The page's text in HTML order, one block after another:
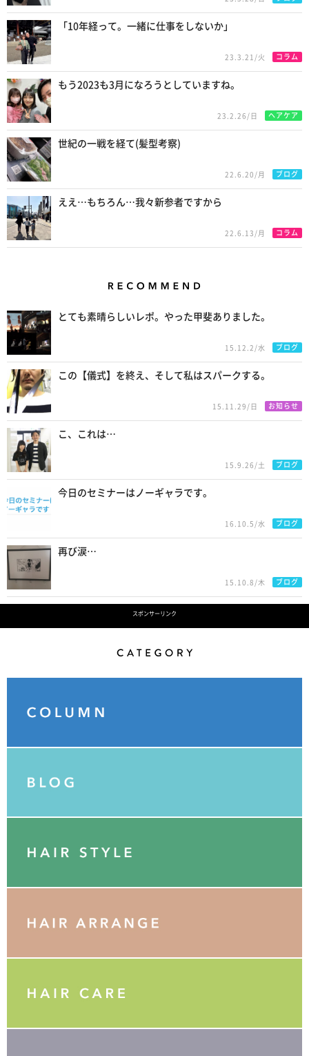
「10年経って。一緒に仕事をしないか」
23.3.21/火 コラム
もう2023も3月になろうとしていますね。
23.2.26/日 ヘアケア
世紀の一戦を経て(髪型考察)
22.6.20/月 ブログ
ええ…もちろん…我々新参者ですから
22.6.13/月 コラム
とても素晴らしいレポ。やった甲斐ありました。
15.12.2/水 ブログ
この【儀式】を終え、そして私はスパークする。
15.11.29/日 お知らせ
こ、これは…
15.9.26/土 ブログ
今日のセミナーはノーギャラです。
16.10.5/水 ブログ
再び涙…
15.10.8/木 ブログ
スポンサーリンク